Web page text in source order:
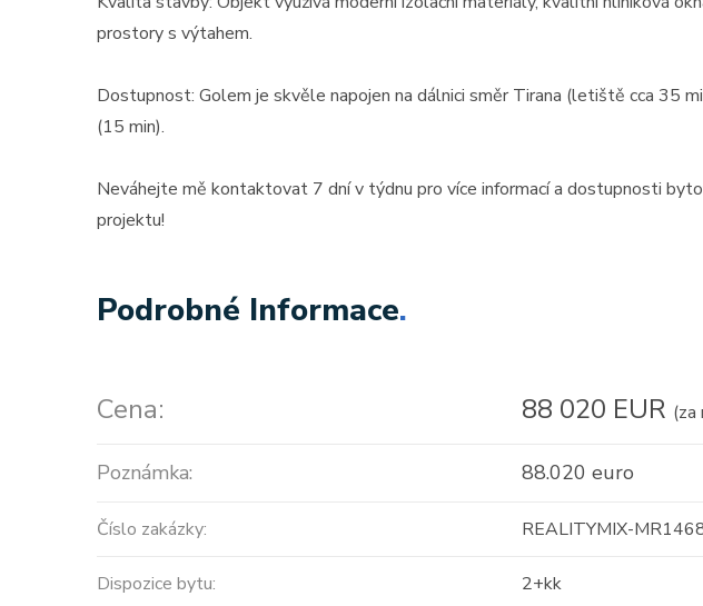
prostory s výtahem.
Dostupnost: Golem je skvěle napojen na dálnici směr Tirana (letiště cca 35
(15 min).
Neváhejte mě kontaktovat 7 dní v týdnu pro více informací a dostupnosti
projektu!
Podrobné Informace.
Cena: 88 020 EUR
Poznámka: 88.020 euro
Číslo zakázky: REALITYMIX-
Dispozice bytu: 2+kk